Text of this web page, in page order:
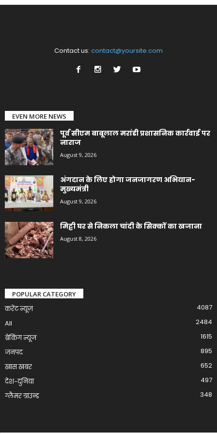
Contact us: contact@yoursite.com
EVEN MORE NEWS
पूर्व सीएम बाबूलाल मरांडी प्रशासनिक कार्रवाई पर
नाराज
August 9, 2026
अंगदान के लिए होगा जनजागरण अभियान-
मुख्यमंत्री
August 9, 2026
मिट्टी घर से निकला चांदी के सिक्कों का खजाना
August 8, 2026
POPULAR CATEGORY
करेंट न्यूज़
4087
All
2484
ब्रेकिंग न्यूज
1615
जनपद
895
खास खबर
652
देश-दुनिया
497
ग्लैमर ग्राउन्ड
348